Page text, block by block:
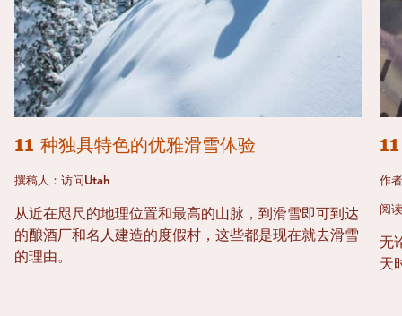
11 种独具特色的优雅滑雪体验
撰稿人：访问Utah
从近在咫尺的地理位置和最高的山脉，到滑雪即可到达
的酿酒厂和名人建造的度假村，这些都是现在就去滑雪
的理由。
作
阅
无
天